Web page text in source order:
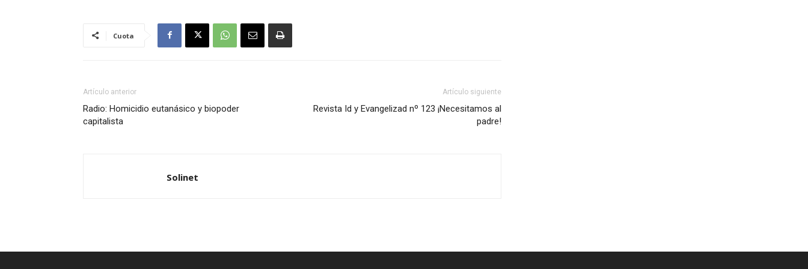
Cuota
Artículo anterior
Radio: Homicidio eutanásico y biopoder
capitalista
Artículo siguiente
Revista Id y Evangelizad nº 123 ¡Necesitamos al
padre!
Solinet